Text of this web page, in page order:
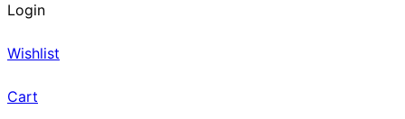
Login
Wishlist
Cart